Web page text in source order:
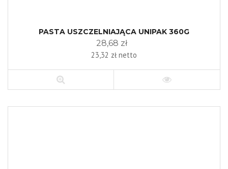
PASTA USZCZELNIAJĄCA UNIPAK 360G
28,68 zł
23,32 zł netto